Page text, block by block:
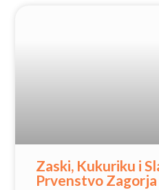
Zaski, Kukuriku i
Prvenstvo